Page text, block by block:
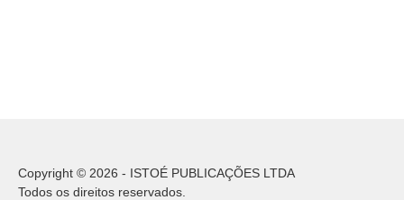
Copyright © 2026 - ISTOÉ PUBLICAÇÕES LTDA
Todos os direitos reservados.